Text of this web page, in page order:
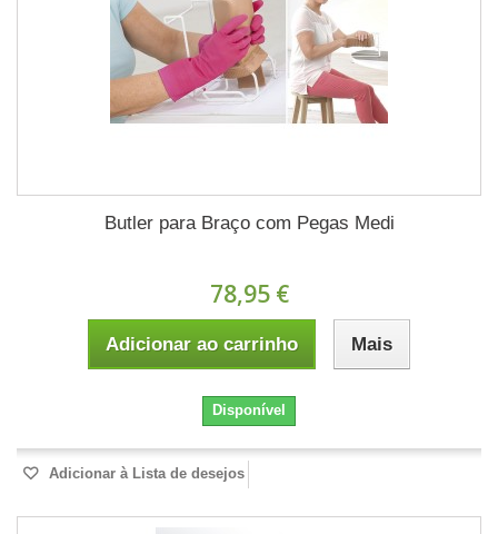
Butler para Braço com Pegas Medi
78,95 €
Adicionar ao carrinho Mais
Disponível
Adicionar à Lista de desejos